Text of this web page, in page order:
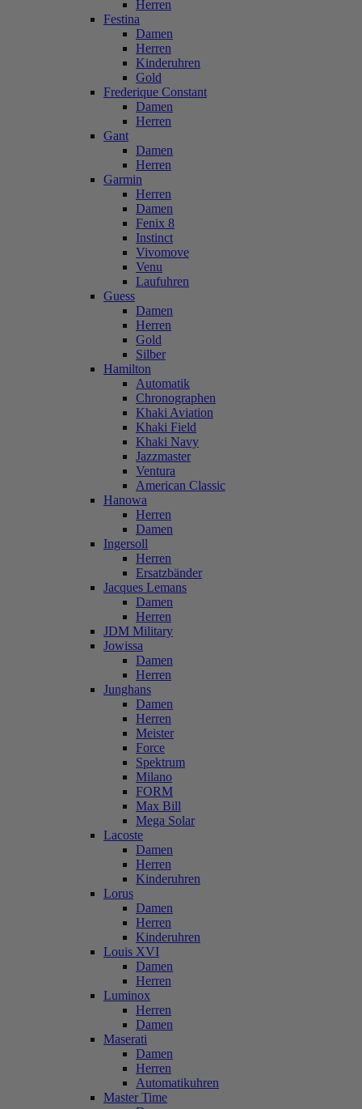
Herren
Festina
Damen
Herren
Kinderuhren
Gold
Frederique Constant
Damen
Herren
Gant
Damen
Herren
Garmin
Herren
Damen
Fenix 8
Instinct
Vivomove
Venu
Laufuhren
Guess
Damen
Herren
Gold
Silber
Hamilton
Automatik
Chronographen
Khaki Aviation
Khaki Field
Khaki Navy
Jazzmaster
Ventura
American Classic
Hanowa
Herren
Damen
Ingersoll
Herren
Ersatzbänder
Jacques Lemans
Damen
Herren
JDM Military
Jowissa
Damen
Herren
Junghans
Damen
Herren
Meister
Force
Spektrum
Milano
FORM
Max Bill
Mega Solar
Lacoste
Damen
Herren
Kinderuhren
Lorus
Damen
Herren
Kinderuhren
Louis XVI
Damen
Herren
Luminox
Herren
Damen
Maserati
Damen
Herren
Automatikuhren
Master Time